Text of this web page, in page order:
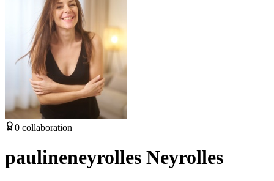
0 collaboration
paulineneyrolles Neyrolles